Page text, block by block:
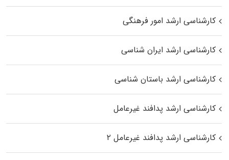
کارشناسی ارشد امور فرهنگی
کارشناسی ارشد ایران شناسی
کارشناسی ارشد باستان شناسی
کارشناسی ارشد پدافند غیرعامل
کارشناسی ارشد پدافند غیرعامل ۲